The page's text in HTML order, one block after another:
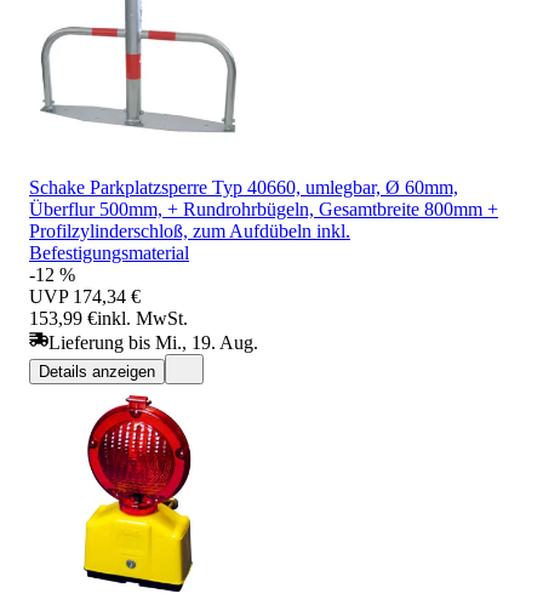
Schake Parkplatzsperre Typ 40660, umlegbar, Ø 60mm,
Überflur 500mm, + Rundrohrbügeln, Gesamtbreite 800mm +
Profilzylinderschloß, zum Aufdübeln inkl.
Befestigungsmaterial
-12 %
UVP 174,34 €
153,99 €inkl. MwSt.
Lieferung bis Mi., 19. Aug.
Details anzeigen